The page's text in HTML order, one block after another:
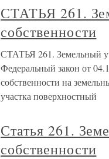
СТАТЬЯ 261.
собственности
СТАТЬЯ 261. Земельный
Федеральный закон от
собственности на
участка поверхностный
Статья 261.
собственности